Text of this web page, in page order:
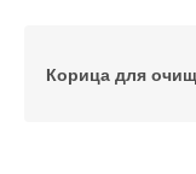
Корица для